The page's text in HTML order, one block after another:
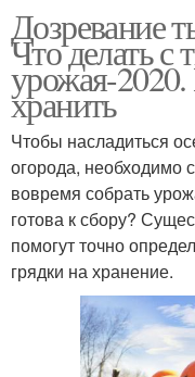
Дозревание
Что делать с
урожая-2020.
хранить
Чтобы насладиться
огорода, необходимо
вовремя собрать
готова к сбору?
помогут точно
грядки на хранение.